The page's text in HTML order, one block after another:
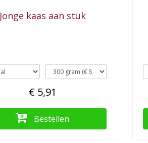
Jonge kaas aan stuk
€ 5,91
Bestellen